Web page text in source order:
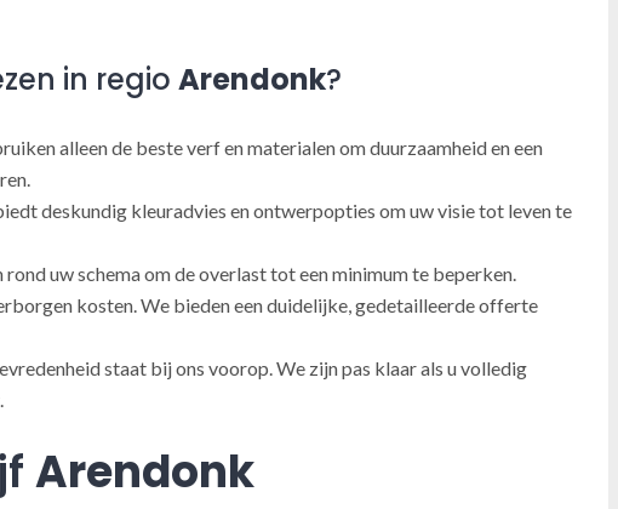
in regio Arendonk?
alleen de beste verf en materialen om duurzaamheid en een
deskundig kleuradvies en ontwerpopties om uw visie tot leven te
uw schema om de overlast tot een minimum te beperken.
kosten. We bieden een duidelijke, gedetailleerde offerte
staat bij ons voorop. We zijn pas klaar als u volledig
Arendonk